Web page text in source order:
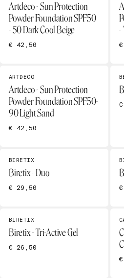
Artdeco - Sun Protection
Powder Foundation SPF50
- 50 Dark Cool Beige
€ 42,50
-
ARTDECO
Artdeco - Sun Protection
Powder Foundation SPF50-
90 Light Sand
€ 42,50
BIRETIX
Biretix - Duo
€ 29,50
BIRETIX
Biretix - Tri-Active Gel
€ 26,50